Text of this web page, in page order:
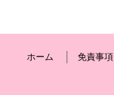
ホーム 免責事項